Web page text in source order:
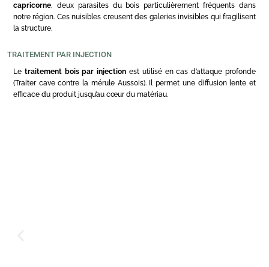
capricorne , deux parasites du bois particulièrement fréquents dans
notre région. Ces nuisibles creusent des galeries invisibles qui fragilisent
la structure.
TRAITEMENT PAR INJECTION
Le traitement bois par injection est utilisé en cas d’attaque profonde
(Traiter cave contre la mérule Aussois). Il permet une diffusion lente et
efficace du produit jusqu’au cœur du matériau.